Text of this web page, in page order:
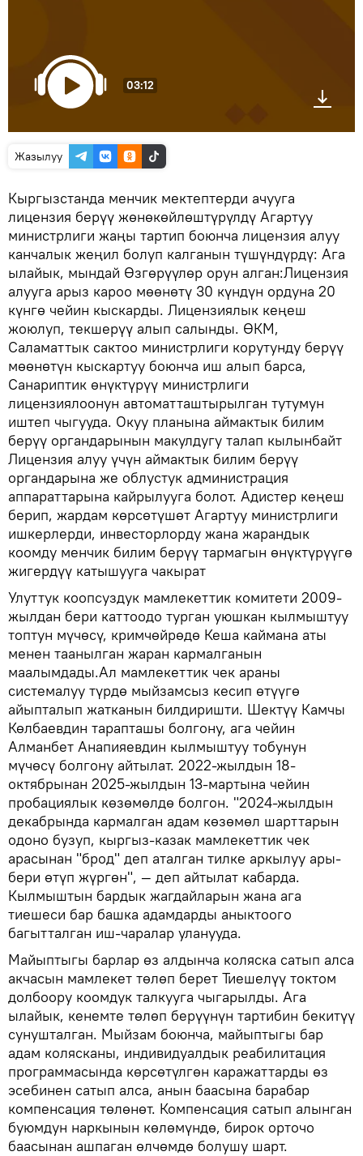
03:12
Жазылуу
Кыргызстанда менчик мектептерди ачууга
лицензия берүү жөнөкөйлөштүрүлдү Агартуу
министрлиги жаңы тартип боюнча лицензия алуу
канчалык жеңил болуп калганын түшүндүрдү: Ага
ылайык, мындай Өзгөрүүлөр орун алган:Лицензия
алууга арыз кароо мөөнөтү 30 күндүн ордуна 20
күнгө чейин кыскарды. Лицензиялык кеңеш
жоюлуп, текшерүү алып салынды. ӨКМ,
Саламаттык сактоо министрлиги корутунду берүү
мөөнөтүн кыскартуу боюнча иш алып барса,
Санариптик өнүктүрүү министрлиги
лицензиялоонун автоматташтырылган тутумун
иштеп чыгууда. Окуу планына аймактык билим
берүү органдарынын макулдугу талап кылынбайт
Лицензия алуу үчүн аймактык билим берүү
органдарына же облустук администрация
аппараттарына кайрылууга болот. Адистер кеңеш
берип, жардам көрсөтүшөт Агартуу министрлиги
ишкерлерди, инвесторлорду жана жарандык
коомду менчик билим берүү тармагын өнүктүрүүгө
жигердүү катышууга чакырат
Улуттук коопсуздук мамлекеттик комитети 2009-
жылдан бери каттоодо турган уюшкан кылмыштуу
топтун мүчөсү, кримчөйрөдө Кеша каймана аты
менен таанылган жаран кармалганын
маалымдады.Ал мамлекеттик чек араны
системалуу түрдө мыйзамсыз кесип өтүүгө
айыпталып жатканын билдиришти. Шектүү Камчы
Көлбаевдин тарапташы болгону, ага чейин
Алманбет Анапияевдин кылмыштуу тобунун
мүчөсү болгону айтылат. 2022-жылдын 18-
октябрынан 2025-жылдын 13-мартына чейин
пробациялык көзөмөлдө болгон. "2024-жылдын
декабрында кармалган адам көзөмөл шарттарын
одоно бузуп, кыргыз-казак мамлекеттик чек
арасынан "брод" деп аталган тилке аркылуу ары-
бери өтүп жүргөн", — деп айтылат кабарда.
Кылмыштын бардык жагдайларын жана ага
тиешеси бар башка адамдарды аныктоого
багытталган иш-чаралар уланууда.
Майыптыгы барлар өз алдынча коляска сатып алса
акчасын мамлекет төлөп берет Тиешелүү токтом
долбоору коомдук талкууга чыгарылды. Ага
ылайык, кенемте төлөп берүүнүн тартибин бекитүү
сунушталган. Мыйзам боюнча, майыптыгы бар
адам колясканы, индивидуалдык реабилитация
программасында көрсөтүлгөн каражаттарды өз
эсебинен сатып алса, анын баасына барабар
компенсация төлөнөт. Компенсация сатып алынган
буюмдун наркынын көлөмүндө, бирок орточо
баасынан ашпаган өлчөмдө болушу шарт.